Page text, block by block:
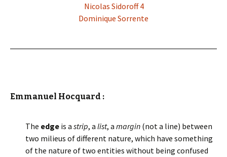
Nicolas Sidoroff 4
Dominique Sorrente
Emmanuel Hocquard :
The edge is a strip, a list, a margin (not a line) between
two milieus of different nature, which have something
of the nature of two entities without being confused